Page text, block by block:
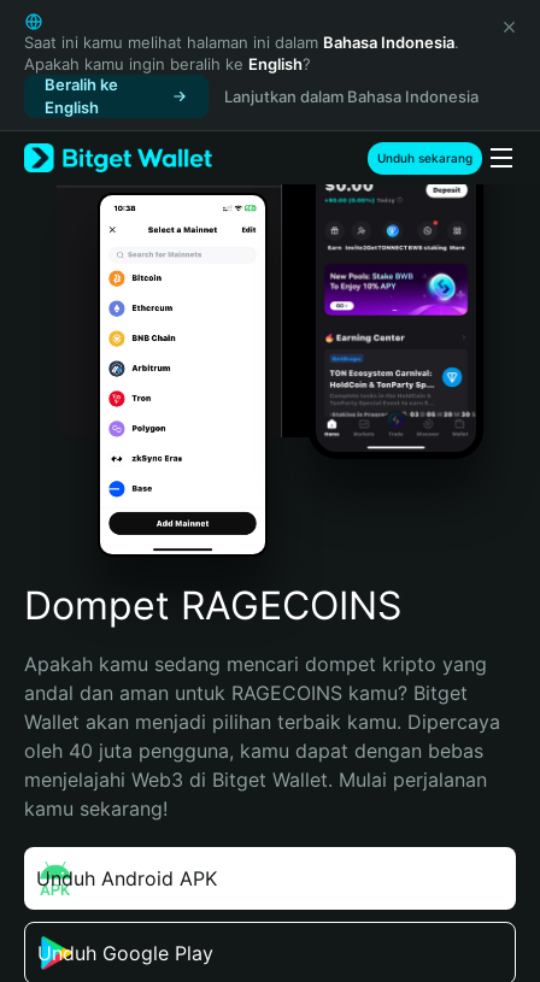
English
日本語
Tiếng Việt
Русский
Español (Latinoamérica)
Türkçe
Italiano
Português (Portugal)
Bahasa Indonesia
Português (Brasil)
Español (Argentina)
Saat ini kamu melihat halaman ini dalam Bahasa Indonesia.
Apakah kamu ingin beralih ke English?
Beralih ke
English
Lanjutkan dalam Bahasa Indonesia
Unduh sekarang
Dompet RAGECOINS
Apakah kamu sedang mencari dompet kripto yang
andal dan aman untuk RAGECOINS kamu? Bitget
Wallet akan menjadi pilihan terbaik kamu. Dipercaya
oleh 40 juta pengguna, kamu dapat dengan bebas
menjelajahi Web3 di Bitget Wallet. Mulai perjalanan
kamu sekarang!
Unduh Android APK
Unduh Google Play